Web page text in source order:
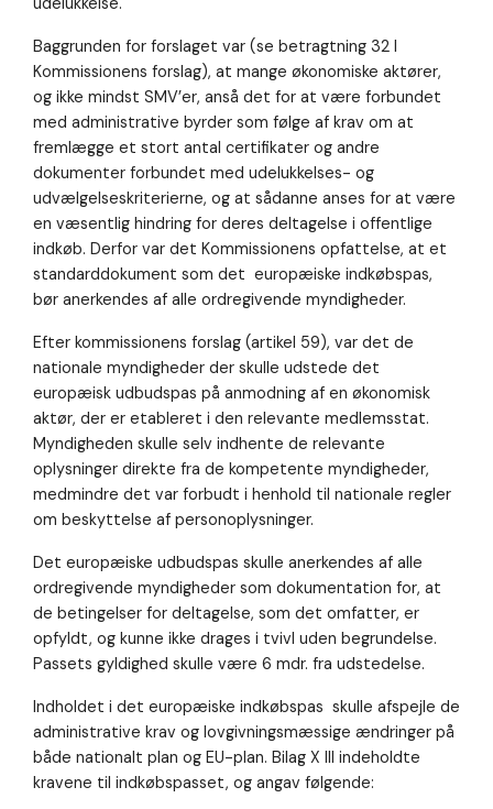
Baggrunden for forslaget var (se betragtning 32 I
Kommissionens forslag), at mange økonomiske aktører,
og ikke mindst SMV’er, anså det for at være forbundet
med administrative byrder som følge af krav om at
fremlægge et stort antal certifikater og andre
dokumenter forbundet med udelukkelses- og
udvælgelseskriterierne, og at sådanne anses for at være
en væsentlig hindring for deres deltagelse i offentlige
indkøb. Derfor var det Kommissionens opfattelse, at et
standarddokument som det europæiske indkøbspas,
bør anerkendes af alle ordregivende myndigheder.
Efter kommissionens forslag (artikel 59), var det de
nationale myndigheder der skulle udstede det
europæisk udbudspas på anmodning af en økonomisk
aktør, der er etableret i den relevante medlemsstat.
Myndigheden skulle selv indhente de relevante
oplysninger direkte fra de kompetente myndigheder,
medmindre det var forbudt i henhold til nationale regler
om beskyttelse af personoplysninger.
Det europæiske udbudspas skulle anerkendes af alle
ordregivende myndigheder som dokumentation for, at
de betingelser for deltagelse, som det omfatter, er
opfyldt, og kunne ikke drages i tvivl uden begrundelse.
Passets gyldighed skulle være 6 mdr. fra udstedelse.
Indholdet i det europæiske indkøbspas skulle afspejle de
administrative krav og lovgivningsmæssige ændringer på
både nationalt plan og EU-plan. Bilag X III indeholdte
kravene til indkøbspasset, og angav følgende:
så godt som
dit besøg.
Hvis du
nægter disse
cookies,
forsvinder en
del
funktionalitet
fra
hjemmesiden.